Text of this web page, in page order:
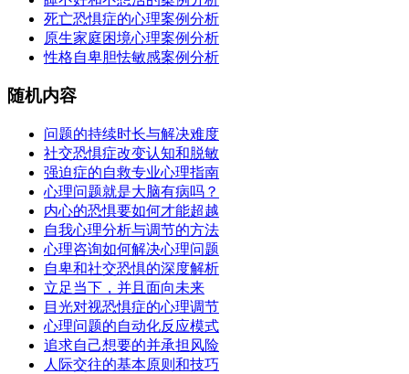
死亡恐惧症的心理案例分析
原生家庭困境心理案例分析
性格自卑胆怯敏感案例分析
随机内容
问题的持续时长与解决难度
社交恐惧症改变认知和脱敏
强迫症的自救专业心理指南
心理问题就是大脑有病吗？
内心的恐惧要如何才能超越
自我心理分析与调节的方法
心理咨询如何解决心理问题
自卑和社交恐惧的深度解析
立足当下，并且面向未来
目光对视恐惧症的心理调节
心理问题的自动化反应模式
追求自己想要的并承担风险
人际交往的基本原则和技巧